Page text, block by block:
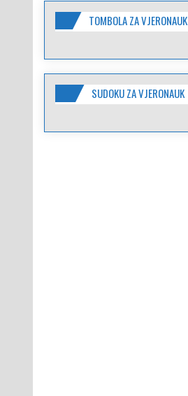
TOMBOLA ZA VJERONAUK
SUDOKU ZA VJERONAUK